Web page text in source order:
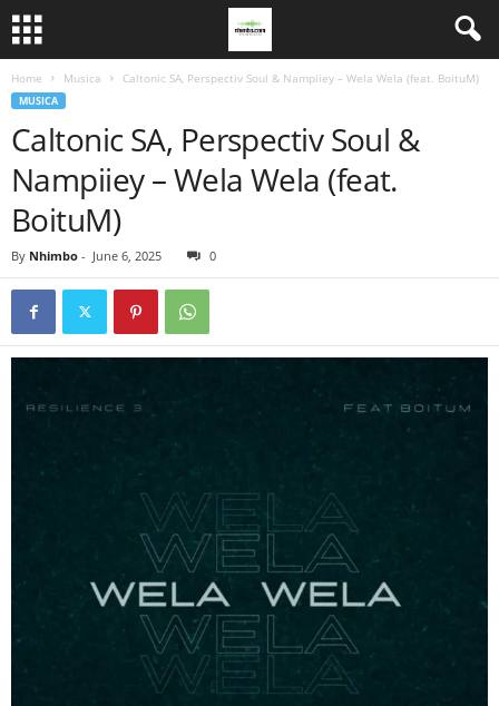
Home Musica Caltonic SA, Perspectiv Soul & Nampiiey – Wela Wela (feat. BoituM)
MUSICA
Caltonic SA, Perspectiv Soul &
Nampiiey – Wela Wela (feat.
BoituM)
By Nhimbo - June 6, 2025 0